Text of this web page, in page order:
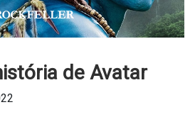
de Avatar